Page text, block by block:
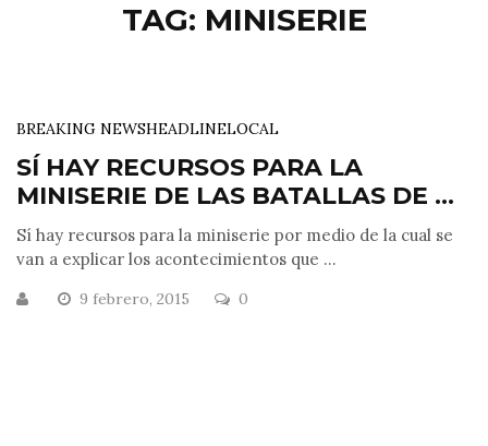
TAG: MINISERIE
BREAKING NEWSHEADLINELOCAL
SÍ HAY RECURSOS PARA LA
MINISERIE DE LAS BATALLAS DE ...
Sí hay recursos para la miniserie por medio de la cual se
van a explicar los acontecimientos que ...
9 febrero, 2015 0